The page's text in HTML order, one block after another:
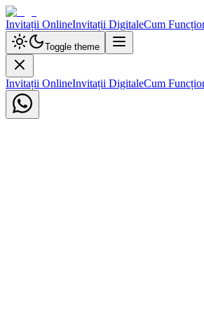
Invitații OnlineInvitații DigitaleCum
Toggle theme
Invitații OnlineInvitații DigitaleCum